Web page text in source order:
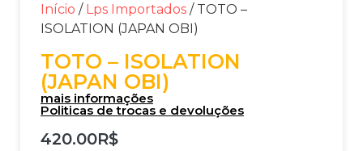
Início / Lps Importados / TOTO –
ISOLATION (JAPAN OBI)
TOTO – ISOLATION
(JAPAN OBI)
mais informações
Politicas de trocas e devoluções
420.00R$